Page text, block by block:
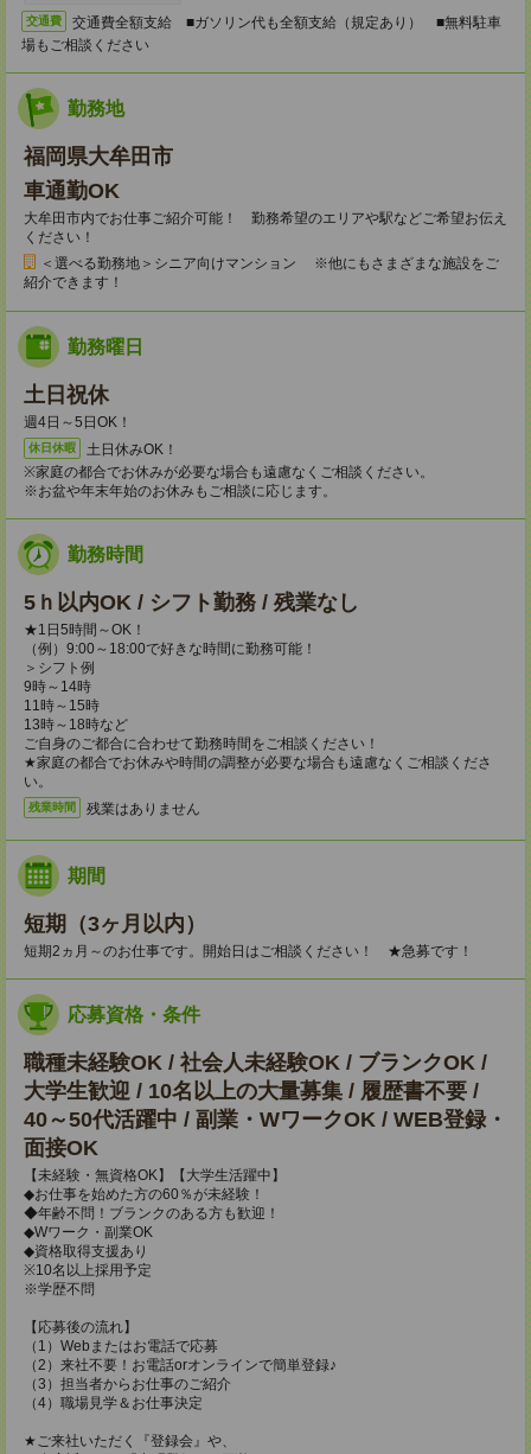
交通費
交通費全額支給 ■ガソリン代も全額支給（規定あり） ■無料駐車
場もご相談ください
勤務地
福岡県大牟田市
車通勤OK
大牟田市内でお仕事ご紹介可能！ 勤務希望のエリアや駅などご希望お伝え
ください！
＜選べる勤務地＞シニア向けマンション ※他にもさまざまな施設をご
紹介できます！
勤務曜日
土日祝休
週4日～5日OK！
休日休暇
土日休みOK！
※家庭の都合でお休みが必要な場合も遠慮なくご相談ください。
※お盆や年末年始のお休みもご相談に応じます。
勤務時間
5ｈ以内OK / シフト勤務 / 残業なし
★1日5時間～OK！
（例）9:00～18:00で好きな時間に勤務可能！
＞シフト例
9時～14時
11時～15時
13時～18時など
ご自身のご都合に合わせて勤務時間をご相談ください！
★家庭の都合でお休みや時間の調整が必要な場合も遠慮なくご相談くださ
い。
残業時間 残業はありません
期間
短期（3ヶ月以内）
短期2ヵ月～のお仕事です。開始日はご相談ください！ ★急募です！
応募資格・条件
職種未経験OK / 社会人未経験OK / ブランクOK /
大学生歓迎 / 10名以上の大量募集 / 履歴書不要 /
40～50代活躍中 / 副業・WワークOK / WEB登録・
面接OK
【未経験・無資格OK】【大学生活躍中】
◆お仕事を始めた方の60％が未経験！
◆年齢不問！ブランクのある方も歓迎！
◆Wワーク・副業OK
◆資格取得支援あり
※10名以上採用予定
※学歴不問
【応募後の流れ】
（1）Webまたはお電話で応募
（2）来社不要！お電話orオンラインで簡単登録♪
（3）担当者からお仕事のご紹介
（4）職場見学＆お仕事決定
★ご来社いただく『登録会』や、